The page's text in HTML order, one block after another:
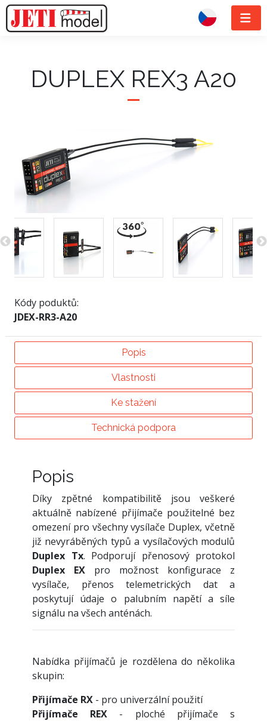
DUPLEX REX3 A20
Kódy poduktů:
JDEX-RR3-A20
Popis
Vlastnosti
Ke stažení
Technická podpora
Popis
Díky zpětné kompatibilitě jsou veškeré
aktuálně nabízené přijímače použitelné bez
omezení pro všechny vysílače Duplex, včetně
již nevyráběných typů a vysílačových modulů
Duplex Tx. Podporují přenosový protokol
Duplex EX pro možnost konfigurace z
vysílače, přenos telemetrických dat a
poskytují údaje o palubním napětí a síle
signálu na všech anténách.
Nabídka přijímačů je rozdělena do několika
skupin:
Přijímače RX - pro univerzální použití
Přijímače REX - ploché přijímače s